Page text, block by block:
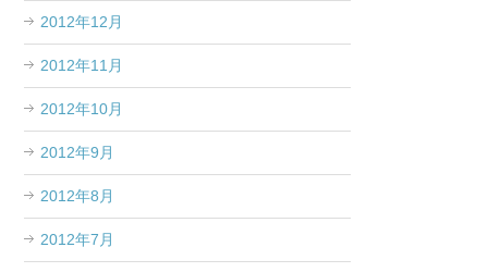
2012年12月
2012年11月
2012年10月
2012年9月
2012年8月
2012年7月